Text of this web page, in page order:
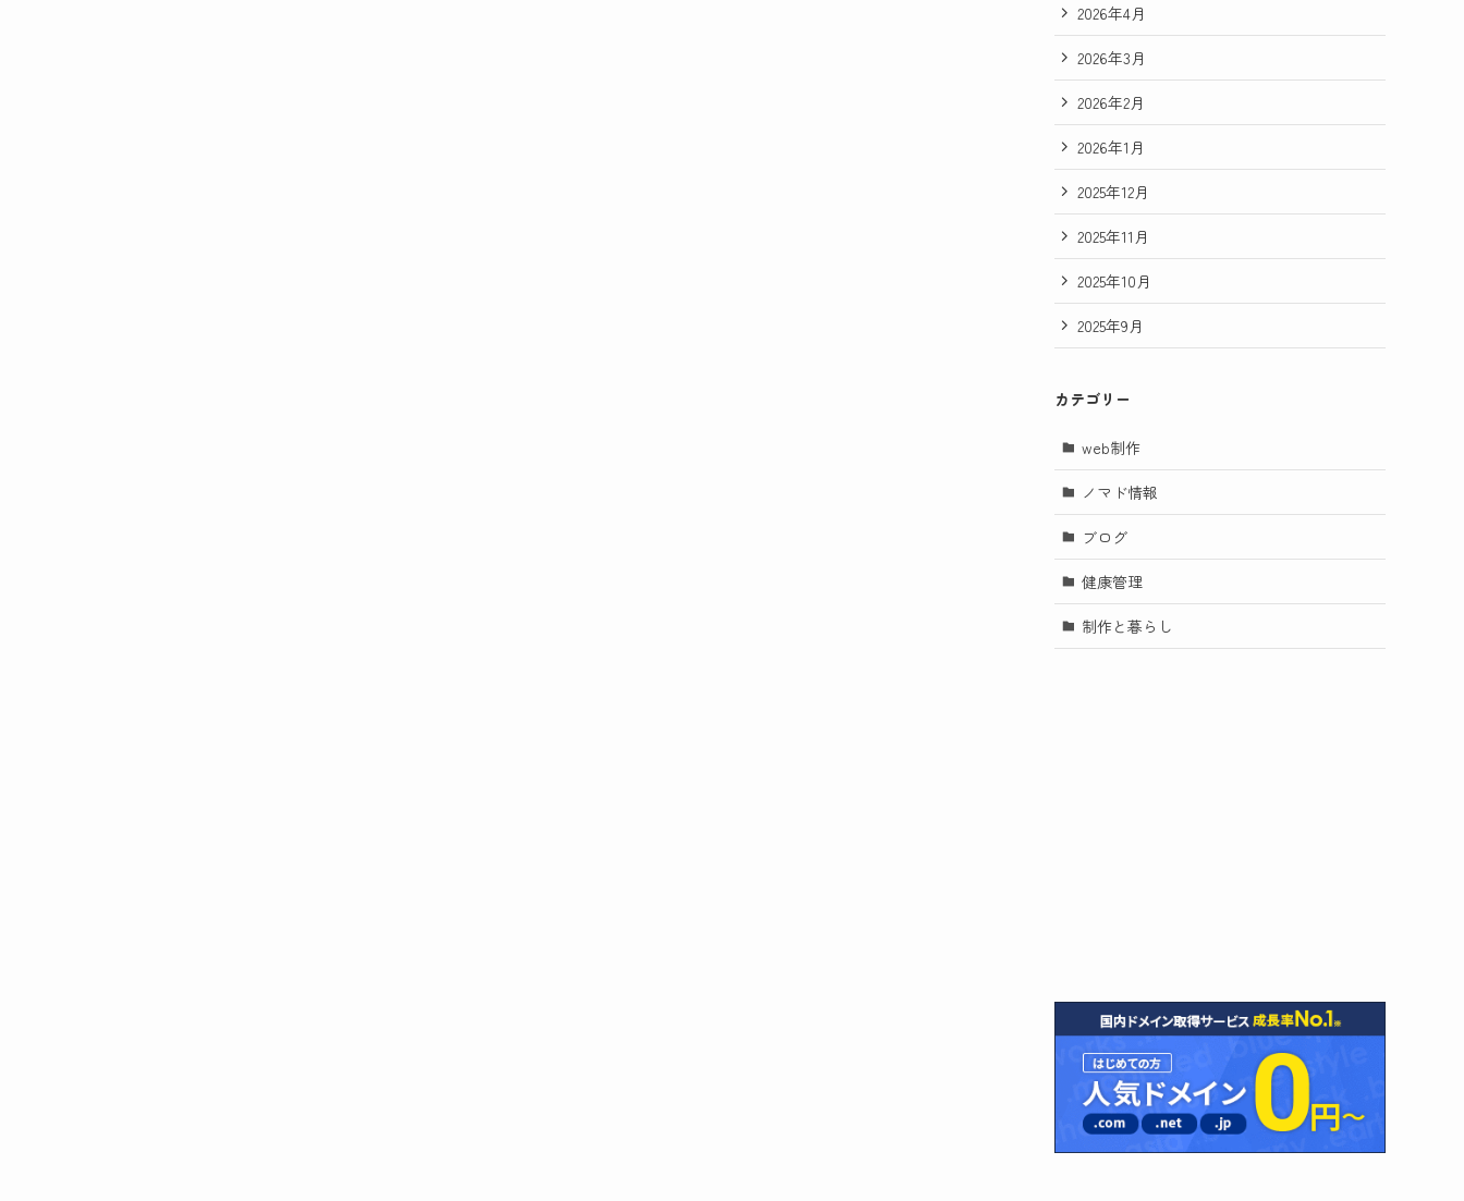
2026年4月
2026年3月
2026年2月
2026年1月
2025年12月
2025年11月
2025年10月
2025年9月
カテゴリー
web制作
ノマド情報
ブログ
健康管理
制作と暮らし